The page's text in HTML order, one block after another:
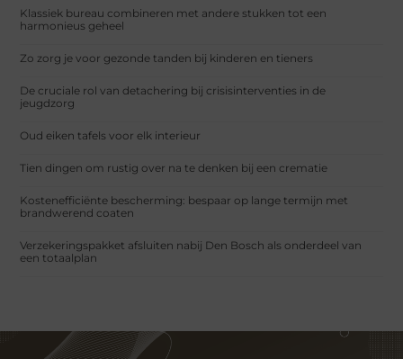
Klassiek bureau combineren met andere stukken tot een
harmonieus geheel
Zo zorg je voor gezonde tanden bij kinderen en tieners
De cruciale rol van detachering bij crisisinterventies in de
jeugdzorg
Oud eiken tafels voor elk interieur
Tien dingen om rustig over na te denken bij een crematie
Kostenefficiënte bescherming: bespaar op lange termijn met
brandwerend coaten
Verzekeringspakket afsluiten nabij Den Bosch als onderdeel van
een totaalplan